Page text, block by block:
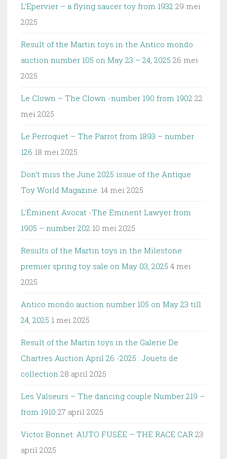
L’Epervier – a flying saucer toy from 1932 29 mei
2025
Result of the Martin toys in the Antico mondo
auction number 105 on May 23 – 24, 2025 26 mei
2025
Le Clown – The Clown -number 190 from 1902 22
mei 2025
Le Perroquet – The Parrot from 1893 – number
126 18 mei 2025
Don’t miss the June 2025 issue of the Antique
Toy World Magazine. 14 mei 2025
L’Éminent Avocat -The Eminent Lawyer from
1905 – number 202 10 mei 2025
Results of the Martin toys in the Milestone
premier spring toy sale on May 03, 2025 4 mei
2025
Antico mondo auction number 105 on May 23 till
24, 2025 1 mei 2025
Result of the Martin toys in the Galerie De
Chartres Auction April 26 -2025 : Jouets de
collection 28 april 2025
Les Valseurs – The dancing couple Number 219 –
from 1910 27 april 2025
Victor Bonnet: AUTO FUSÉE – THE RACE CAR 23
april 2025